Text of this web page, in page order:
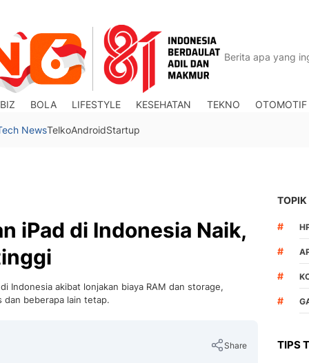
BOLA LIFESTYLE KESEHATAN TEKNO OTOMOTIF
NewsTelkoAndroidStartup
iPad di Indonesia Naik,
Indonesia akibat lonjakan biaya RAM dan storage,
dan beberapa lain tetap.
Share
TOPIK
#
#
#
#
TIPS